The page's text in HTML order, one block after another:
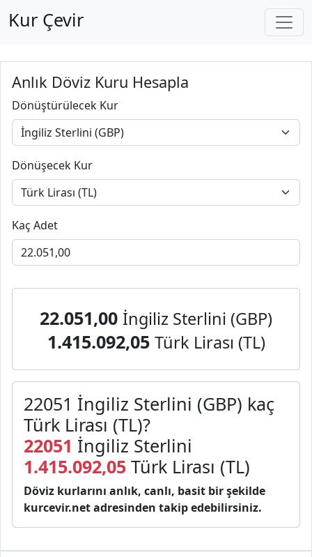
Kur Çevir
Anlık Döviz Kuru Hesapla
Dönüştürülecek Kur
Dönüşecek Kur
Kaç Adet
22.051,00 İngiliz Sterlini (GBP)
1.415.092,05 Türk Lirası (TL)
22051 İngiliz Sterlini (GBP) kaç
Türk Lirası (TL)?
22051 İngiliz Sterlini
1.415.092,05 Türk Lirası (TL)
Döviz kurlarını anlık, canlı, basit bir şekilde
kurcevir.net adresinden takip edebilirsiniz.